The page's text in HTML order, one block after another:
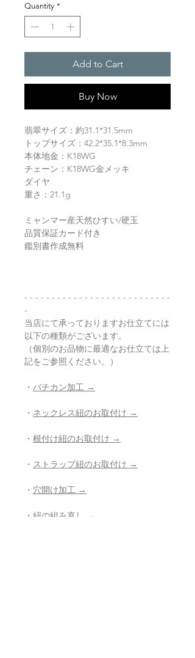
Quantity *
Add to Cart
Buy Now
翡翠サイズ：約31.1*31.5mm
トップサイズ：42.2*35.1*8.3mm
本体地金：K18WG
チェーン：K18WG金メッキ
ダイヤ
重さ：21.1g
ミャンマー産天然ひすい/硬玉
品質保証カード付き
鑑別書作成無料
- - - - - - - - - - - - - - - - - - - - - - - - - - -
-
当店にて承っておりますお仕立てには
以下の種類がございます。
（個別のお品物に最適なお仕立ては上
記をご参照ください。）
・ バチカン加工 →
・ ネックレス紐のお取付け →
・ 根付け紐のお取付け →
・ ストラップ紐のお取付け →
・ 穴開け加工 →
・ 紐の組み直し →